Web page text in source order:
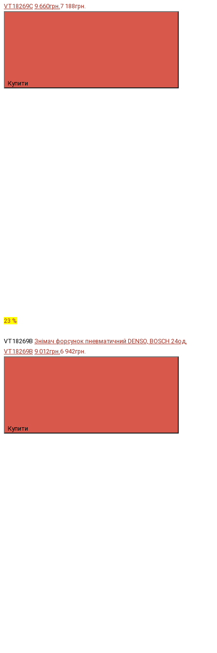
VT18269C 9 660грн.7 188грн.
Купити
23 %
VT18269B Знімач форсунок пневматичний DENSO, BOSCH 24од.
VT18269B 9 012грн.6 942грн.
Купити